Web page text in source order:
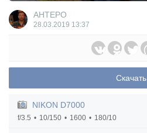
AHTEPO
28.03.2019 13:37
Скачать
NIKON D7000
f/3.5 10/150 1600 180/10